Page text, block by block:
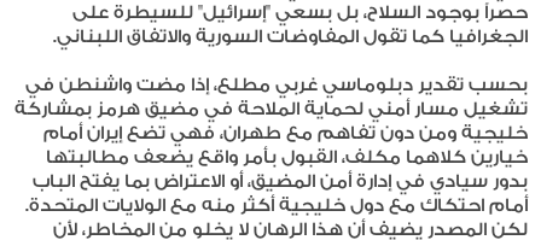
حصراً بوجود السلاح، بل بسعي "إسرائيل" للسيطرة على
الجغرافيا كما تقول المفاوضات السورية والاتفاق اللبناني.
بحسب تقدير دبلوماسي غربي مطلع، إذا مضت واشنطن في
تشغيل مسار أمني لحماية الملاحة في مضيق هرمز بمشاركة
خليجية ومن دون تفاهم مع طهران، فهي تضع إيران أمام
خيارين كلاهما مكلف، القبول بأمر واقع يضعف مطالبتها
بدور سيادي في إدارة أمن المضيق، أو الاعتراض بما يفتح الباب
أمام احتكاك مع دول خليجية أكثر منه مع الولايات المتحدة.
لكن المصدر يضيف أن هذا الرهان لا يخلو من المخاطر، لأن